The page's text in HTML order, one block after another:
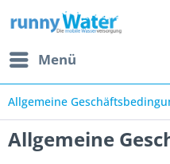
Menü
Allgemeine
Allgemeine